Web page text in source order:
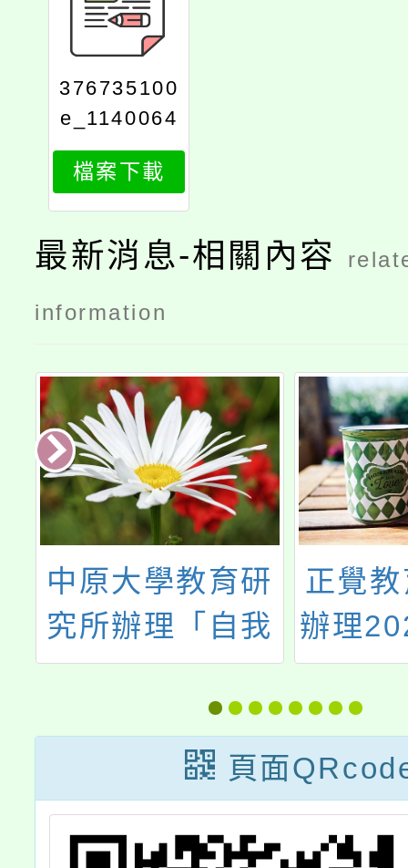
376735100
e_1140064
129_attach
1
檔案下載
最新消息-相關內容
information
中原大學教育研
究所辦理「自我
批判案主的情緒
焦點治療輔導工
作坊」相關資
訊，歡迎輔導教
師報名參加。
正覺
辦理
習營
滿－
春天
息，
頁面